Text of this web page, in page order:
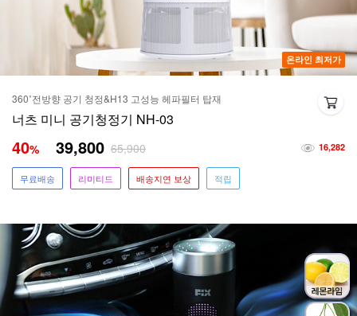
온라인 최저가
360˚전방향 공기 청정&H13 고성능 헤파필터 탑재
너츠 미니 공기청정기 NH-03
16,282
40% 39,800 65,900
무료배송 리미티드 배송지연 보상 적립